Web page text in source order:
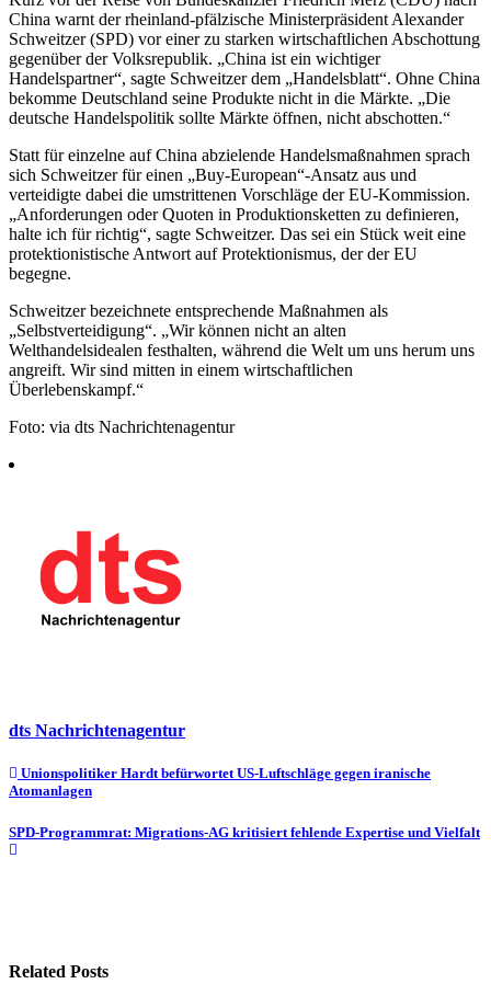
China warnt der rheinland-pfälzische Ministerpräsident Alexander
Schweitzer (SPD) vor einer zu starken wirtschaftlichen Abschottung
gegenüber der Volksrepublik. „China ist ein wichtiger
Handelspartner“, sagte Schweitzer dem „Handelsblatt“. Ohne China
bekomme Deutschland seine Produkte nicht in die Märkte. „Die
deutsche Handelspolitik sollte Märkte öffnen, nicht abschotten.“
Statt für einzelne auf China abzielende Handelsmaßnahmen sprach
sich Schweitzer für einen „Buy-European“-Ansatz aus und
verteidigte dabei die umstrittenen Vorschläge der EU-Kommission.
„Anforderungen oder Quoten in Produktionsketten zu definieren,
halte ich für richtig“, sagte Schweitzer. Das sei ein Stück weit eine
protektionistische Antwort auf Protektionismus, der der EU
begegne.
Schweitzer bezeichnete entsprechende Maßnahmen als
„Selbstverteidigung“. „Wir können nicht an alten
Welthandelsidealen festhalten, während die Welt um uns herum uns
angreift. Wir sind mitten in einem wirtschaftlichen
Überlebenskampf.“
Foto: via dts Nachrichtenagentur
dts Nachrichtenagentur
Beitragsnavigation
Unionspolitiker Hardt befürwortet US-Luftschläge gegen iranische
Atomanlagen
SPD-Programmrat: Migrations-AG kritisiert fehlende Expertise und Vielfalt
Related Posts